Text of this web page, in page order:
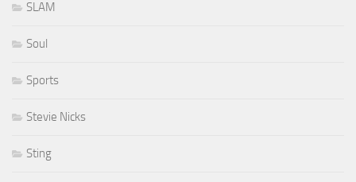
SLAM
Soul
Sports
Stevie Nicks
Sting